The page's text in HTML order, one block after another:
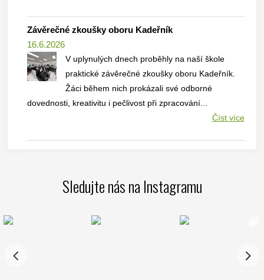
Závěrečné zkoušky oboru Kadeřník
16.6.2026
V uplynulých dnech proběhly na naší škole
praktické závěrečné zkoušky oboru Kadeřník.
Žáci během nich prokázali své odborné
dovednosti, kreativitu i pečlivost při zpracování...
Číst více
Sledujte nás na Instagramu